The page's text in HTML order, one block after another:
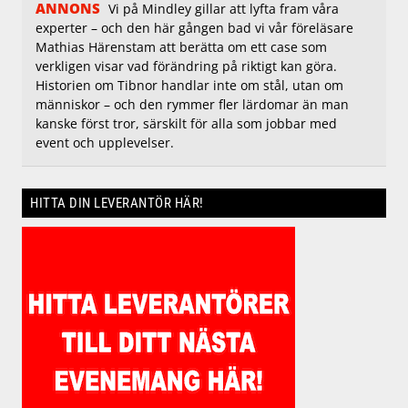
ANNONS Vi på Mindley gillar att lyfta fram våra
experter – och den här gången bad vi vår föreläsare
Mathias Härenstam att berätta om ett case som
verkligen visar vad förändring på riktigt kan göra.
Historien om Tibnor handlar inte om stål, utan om
människor – och den rymmer fler lärdomar än man
kanske först tror, särskilt för alla som jobbar med
event och upplevelser.
HITTA DIN LEVERANTÖR HÄR!